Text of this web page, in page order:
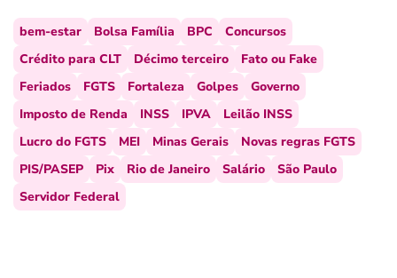
bem-estar Bolsa Família BPC
Concursos
Crédito para CLT
Décimo terceiro
Fato ou Fake
Feriados
FGTS Fortaleza Golpes
Governo
Imposto de Renda
INSS IPVA
Leilão INSS
Lucro do FGTS
MEI Minas Gerais
Novas regras FGTS
PIS/PASEP
Pix Rio de Janeiro Salário
São Paulo
Servidor Federal